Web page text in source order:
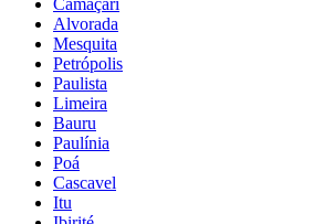
Camaçari
Alvorada
Mesquita
Petrópolis
Paulista
Limeira
Bauru
Paulínia
Poá
Cascavel
Itu